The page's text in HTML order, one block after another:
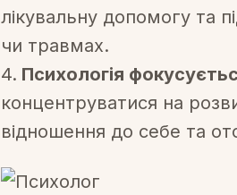
лікувальну допомогу та
чи травмах.
Психологія
концентруватися на
відношення до себе та